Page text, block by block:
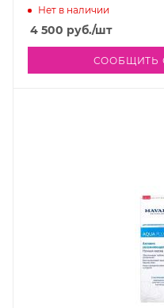
Нет в наличии
4 500 руб./шт
СООБЩИТЬ